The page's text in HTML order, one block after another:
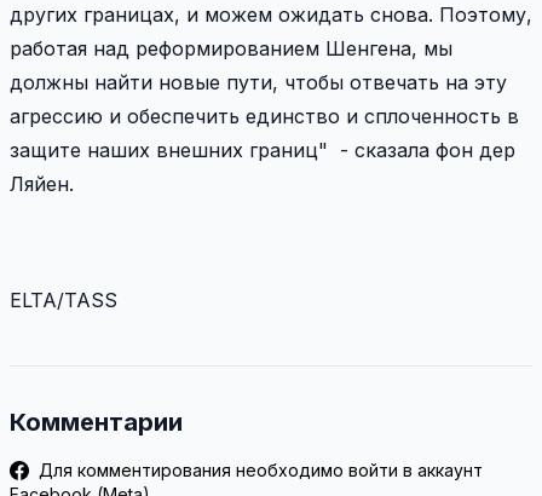
других границах, и можем ожидать снова. Поэтому,
работая над реформированием Шенгена, мы
должны найти новые пути, чтобы отвечать на эту
агрессию и обеспечить единство и сплоченность в
защите наших внешних границ" - сказала фон дер
Ляйен.
ELTA/TASS
Комментарии
Для комментирования необходимо войти в аккаунт